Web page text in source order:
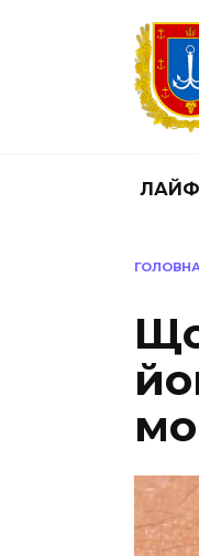
ЛАЙФ